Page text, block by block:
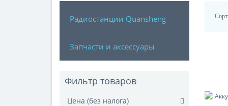
Радиостанции Quansheng
Запчасти и аксессуары
Фильтр товаров
Цена (без налога)